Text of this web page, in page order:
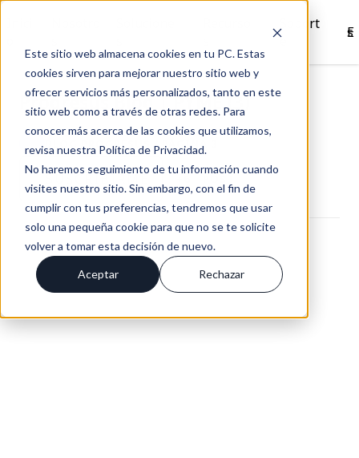
Este sitio web almacena cookies en tu PC. Estas
cookies sirven para mejorar nuestro sitio web y
ofrecer servicios más personalizados, tanto en este
sitio web como a través de otras redes. Para
conocer más acerca de las cookies que utilizamos,
revisa nuestra Política de Privacidad.
No haremos seguimiento de tu información cuando
visites nuestro sitio. Sin embargo, con el fin de
cumplir con tus preferencias, tendremos que usar
solo una pequeña cookie para que no se te solicite
volver a tomar esta decisión de nuevo.
Aceptar Rechazar
Soport
e
Es
Progresus Blog | PYME (3)
BLOG PROGRESUS / PÁGINA 3
SUSCRÍBIRME